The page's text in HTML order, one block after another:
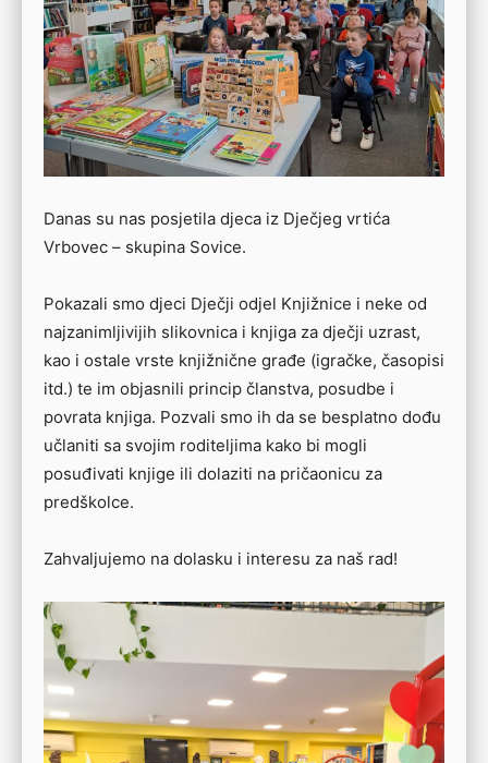
Danas su nas posjetila djeca iz Dječjeg vrtića
Vrbovec – skupina Sovice.
Pokazali smo djeci Dječji odjel Knjižnice i neke od
najzanimljivijih slikovnica i knjiga za dječji uzrast,
kao i ostale vrste knjižnične građe (igračke, časopisi
itd.) te im objasnili princip članstva, posudbe i
povrata knjiga. Pozvali smo ih da se besplatno dođu
učlaniti sa svojim roditeljima kako bi mogli
posuđivati knjige ili dolaziti na pričaonicu za
predškolce.
Zahvaljujemo na dolasku i interesu za naš rad!